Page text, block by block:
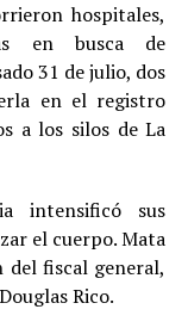
hospitales,
en busca de
31 de julio, dos
en el registro
a los silos de La
intensificó sus
el cuerpo. Mata
fiscal general,
Rico.